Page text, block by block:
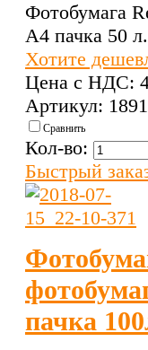
Фотобумага
А4 пачка 50 л.
Хотите
Цена с НДС:
Артикул: 1891
Сравнить
Кол-во:
Быстрый
пачка